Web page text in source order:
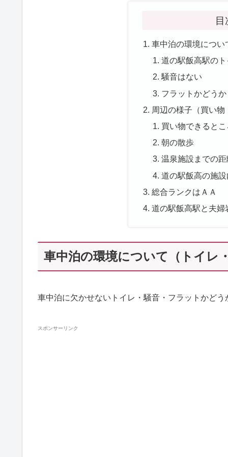
目
車中泊の環境につ
道の駅飯高駅の
騒音はない
フラットかどうか
周辺の様子（買い物
買い物できると
朝の散歩
温泉施設までの
道の駅飯高の施
総合ランクはＡＡ
道の駅飯高駅と夫
車中泊の環境について（トイレ
車中泊に欠かせないトイレ・騒音・フラットかどう
スポンサーリンク